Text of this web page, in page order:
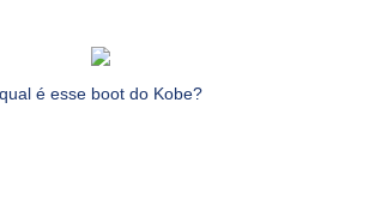
qual é esse boot do Kobe?